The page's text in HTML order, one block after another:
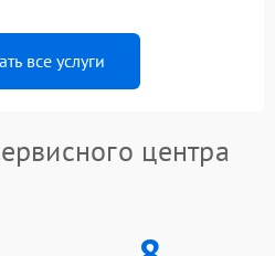
все услуги
центра